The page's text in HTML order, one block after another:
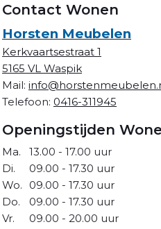
Contact Wonen
Horsten Meubelen
Kerkvaartsestraat 1
5165 VL Waspik
Mail:
Telefoon: 0416-311945
Openingstijden
Ma.
Di.
Wo.
Do.
Vr.
13.00 - 17.00 uur
09.00 - 17.30 uur
09.00 - 17.30 uur
09.00 - 17.30 uur
09.00 - 20.00 uur